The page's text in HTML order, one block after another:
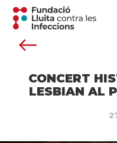
CONCERT
LESBIAN AL